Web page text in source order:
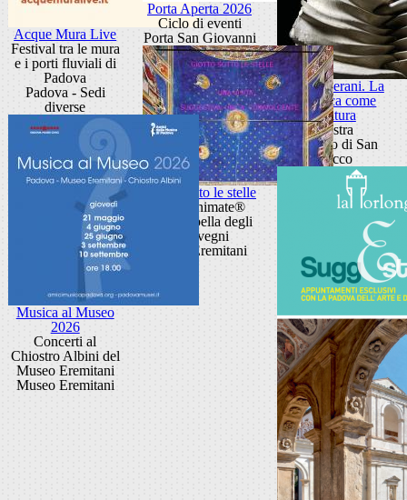
Acque Mura Live
Festival tra le mura
e i porti fluviali di
Padova
Padova - Sedi
diverse
Porta Aperta 2026
Ciclo di eventi
Porta San Giovanni
Toni Liverani. La
ceramica come
scultura
Mostra
Oratorio di San
Rocco
Giotto sotto le stelle
Visite animate®
alla Cappella degli
Scrovegni
piazza Eremitani
Musica al Museo
2026
Concerti al
Chiostro Albini del
Museo Eremitani
Museo Eremitani